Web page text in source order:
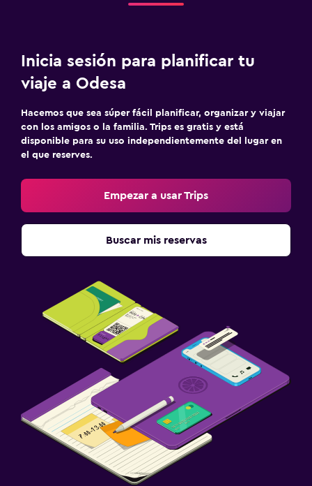
Inicia sesión para planificar tu
viaje a Odesa
Hacemos que sea súper fácil planificar, organizar y viajar
con los amigos o la familia. Trips es gratis y está
disponible para su uso independientemente del lugar en
el que reserves.
Empezar a usar Trips
Buscar mis reservas